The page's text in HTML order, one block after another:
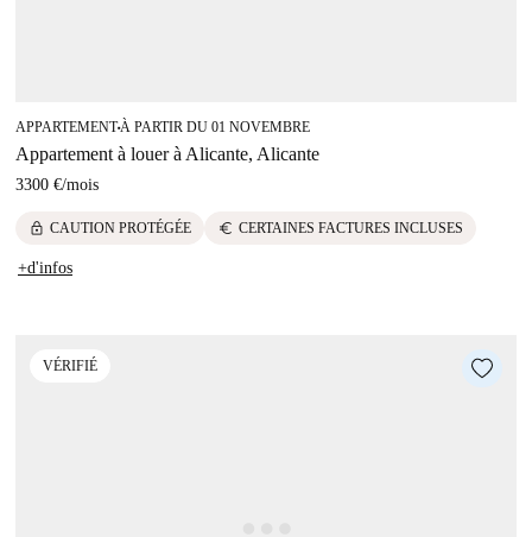
APPARTEMENT■À PARTIR DU 01 NOVEMBRE
Appartement à louer à Alicante, Alicante
3300 €/mois
lock CAUTION PROTÉGÉE euro CERTAINES FACTURES INCLUSES
+d'infos
VÉRIFIÉ